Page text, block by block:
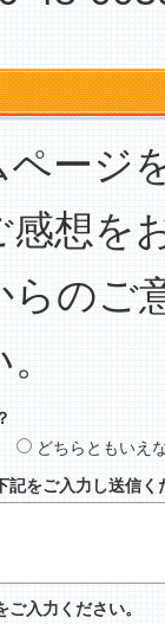
ページ
感想を
らのご
どちらともいえ
記をご入力し送信く
入力ください。